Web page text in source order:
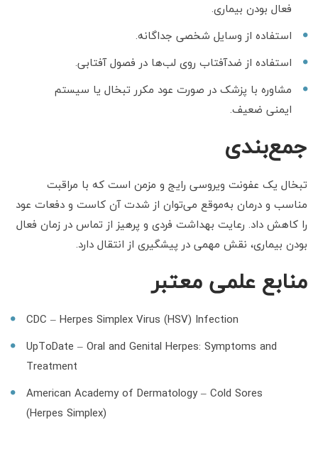
فعال بودن بیماری.
استفاده از وسایل شخصی جداگانه.
استفاده از ضدآفتاب روی لب‌ها در فصول آفتابی.
مشاوره با پزشک در صورت عود مکرر تبخال یا سیستم
ایمنی ضعیف.
جمع‌بندی
تبخال یک عفونت ویروسی رایج و مزمن است که با مراقبت
مناسب و درمان به‌موقع می‌توان از شدت آن کاست و دفعات عود
را کاهش داد. رعایت بهداشت فردی و پرهیز از تماس در زمان فعال
بودن بیماری، نقش مهمی در پیشگیری از انتقال دارد.
منابع علمی معتبر
CDC – Herpes Simplex Virus (HSV) Infection
UpToDate – Oral and Genital Herpes: Symptoms and
Treatment
American Academy of Dermatology – Cold Sores
(Herpes Simplex)